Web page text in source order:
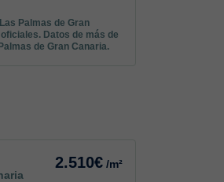
Palmas de Gran
Datos de más de
de Gran Canaria.
2.510€ /m²